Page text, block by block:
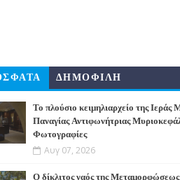
ΔΗΜΟΦΙΛΗ
Το πλούσιο κειμηλιαρχείο της Ιεράς
Παναγίας Αντιφωνήτριας
Φωτογραφίες
Αυγ 07, 2026
Ο δίκλιτος ναός της